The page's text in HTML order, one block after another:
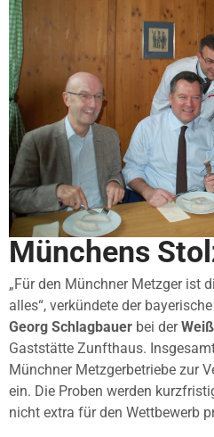
Münchens
„Für den Münchner Metzger ist
alles“, verkündete der
Georg Schlagbauer bei der
Gaststätte Zunfthaus.
Münchner Metzgerbetriebe zur
ein. Die Proben werden
nicht extra für den Wettbewerb